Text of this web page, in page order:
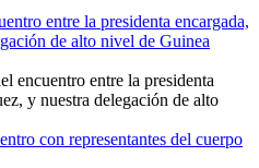
entre la presidenta encargada,
de alto nivel de Guinea
encuentro entre la presidenta
y nuestra delegación de alto
con representantes del cuerpo